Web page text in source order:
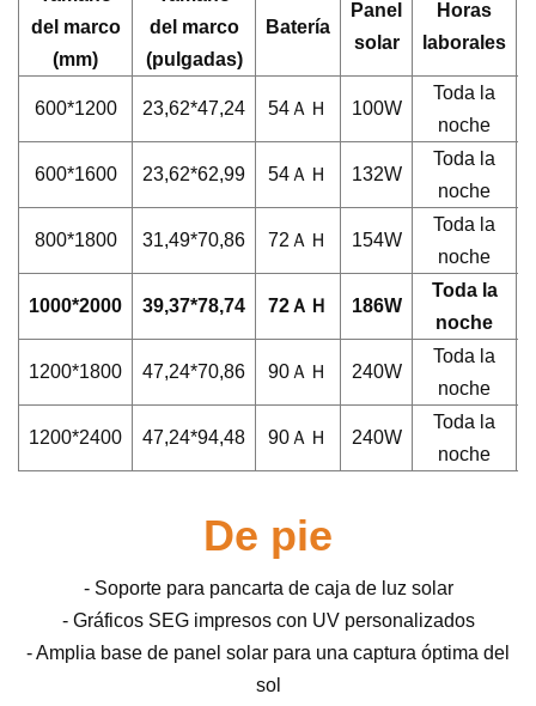
del marco
(mm)
del marco
(pulgadas)
Batería
Panel
solar
Horas
laborales
600*1200 23,62*47,24 54ＡＨ 100W
Toda la
noche
600*1600 23,62*62,99 54ＡＨ 132W
Toda la
noche
800*1800 31,49*70,86 72ＡＨ 154W
Toda la
noche
1000*2000 39,37*78,74 72ＡＨ 186W
Toda la
noche
1200*1800 47,24*70,86 90ＡＨ 240W
Toda la
noche
1200*2400 47,24*94,48 90ＡＨ 240W
Toda la
noche
De pie
- Soporte para pancarta de caja de luz solar
- Gráficos SEG impresos con UV personalizados
- Amplia base de panel solar para una captura óptima del
sol